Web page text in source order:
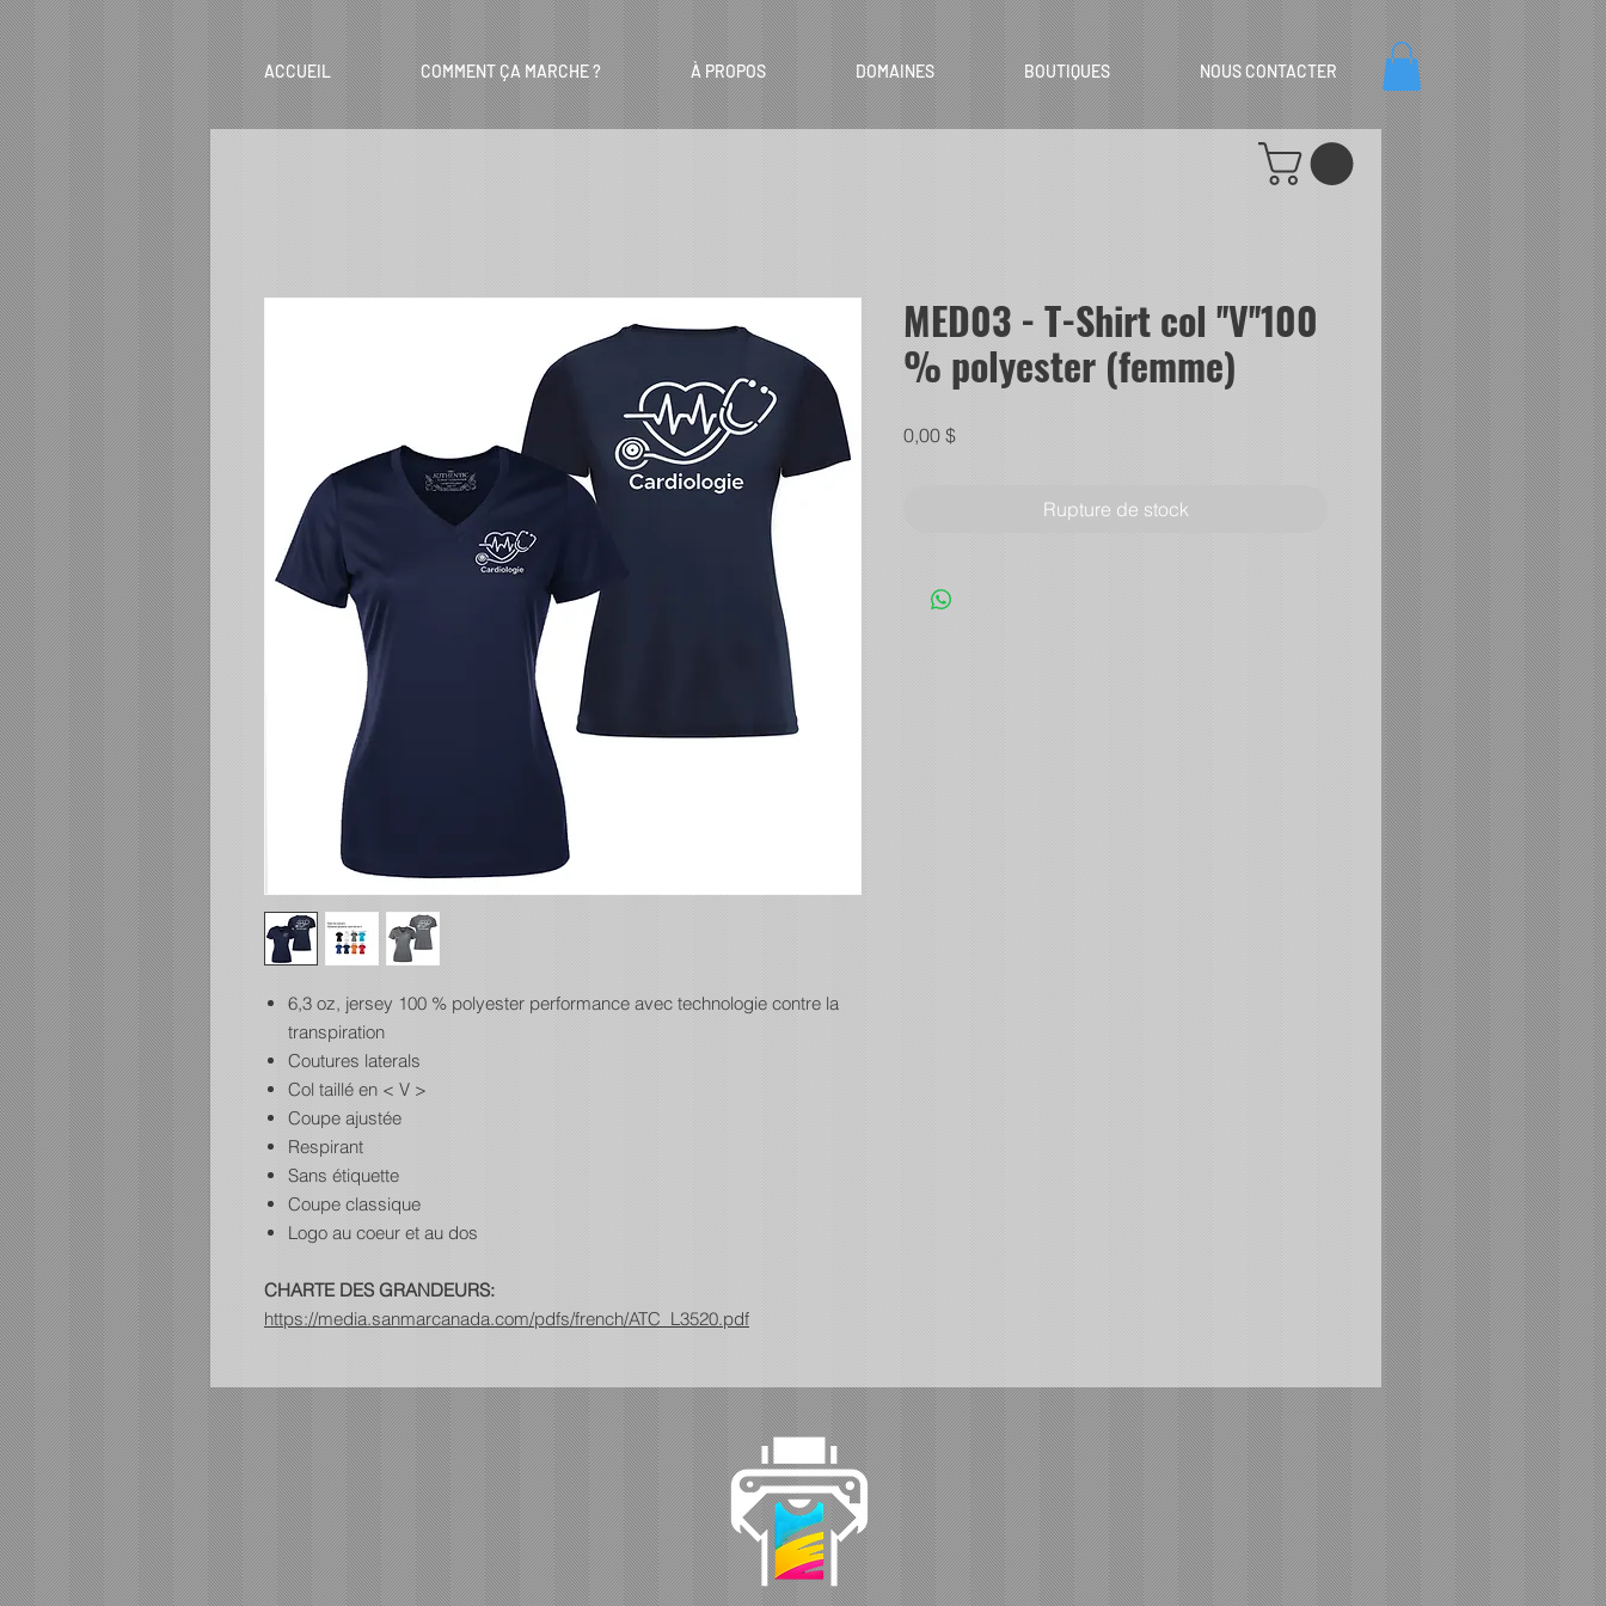
ACCUEIL COMMENT ÇA MARCHE ? À PROPOS DOMAINES BOUTIQUES NOUS CONTACTER
6,3 oz, jersey 100 % polyester performance avec technologie contre la
transpiration
Coutures laterals
Col taillé en < V >
Coupe ajustée
Respirant
Sans étiquette
Coupe classique
Logo au coeur et au dos
CHARTE DES GRANDEURS:
https://media.sanmarcanada.com/pdfs/french/ATC_L3520.pdf
MED03 - T-Shirt col ''V''100
% polyester (femme)
0,00 $Prix
Rupture de stock